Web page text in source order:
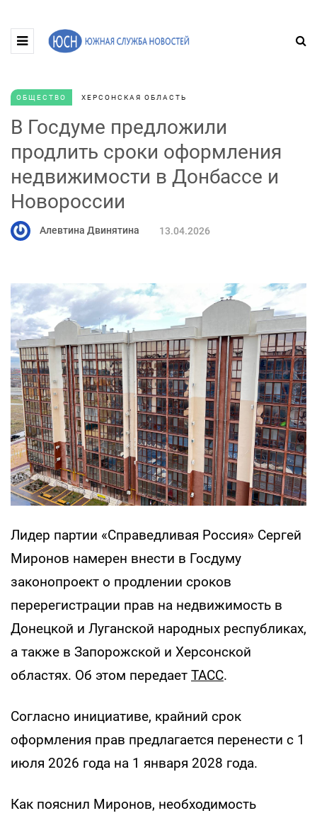
ОБЩЕСТВО ХЕРСОНСКАЯ ОБЛАСТЬ
В Госдуме предложили
продлить сроки оформления
недвижимости в Донбассе и
Новороссии
Алевтина Двинятина 13.04.2026
Лидер партии «Справедливая Россия» Сергей
Миронов намерен внести в Госдуму
законопроект о продлении сроков
перерегистрации прав на недвижимость в
Донецкой и Луганской народных республиках,
а также в Запорожской и Херсонской
областях. Об этом передает ТАСС.
Согласно инициативе, крайний срок
оформления прав предлагается перенести с 1
июля 2026 года на 1 января 2028 года.
Как пояснил Миронов, необходимость